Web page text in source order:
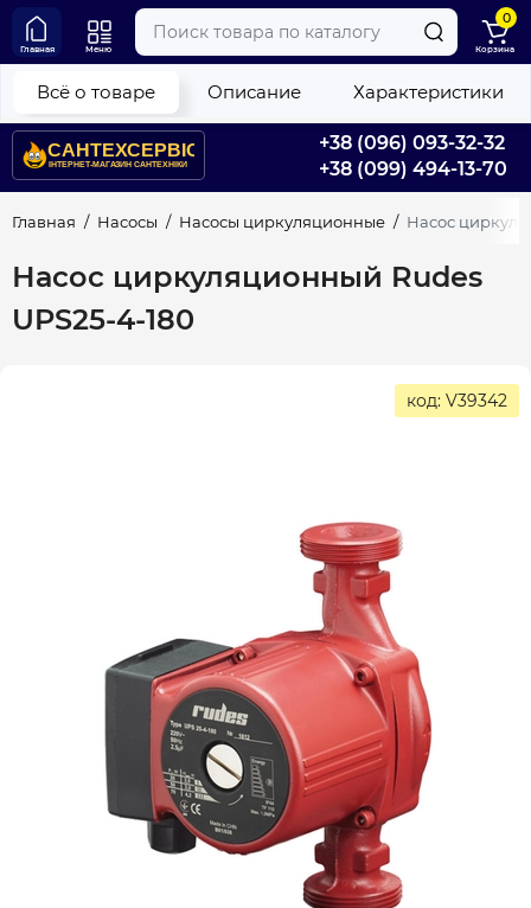
+38 (096) 093-32-32
+38 (099) 494-13-70
Главная Меню
0
Корзина
Главная Насосы Насосы циркуляционные Насос
Насос циркуляционный Rudes
UPS25-4-180
Всё о товаре Описание Характеристики
код: V39342